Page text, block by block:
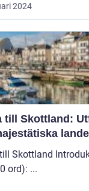
2024
till Skottland:
Introduktion
(ca 200 ord): ...